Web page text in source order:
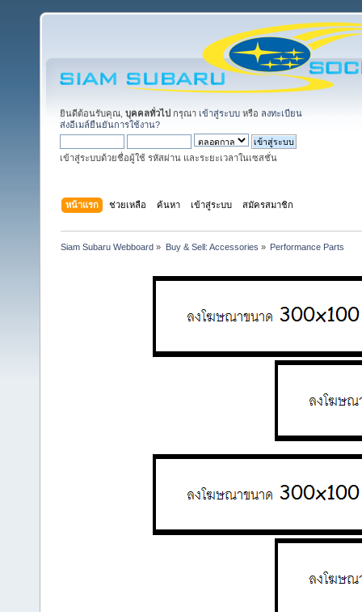
ยินดีต้อนรับคุณ, บุคคลทั่วไป กรุณา เข้าสู่ระบบ หรือ ลงทะเบียน
ส่งอีเมล์ยืนยันการใช้งาน?
เข้าสู่ระบบด้วยชื่อผู้ใช้ รหัสผ่าน และระยะเวลาในเซสชั่น
หน้าแรก ช่วยเหลือ ค้นหา เข้าสู่ระบบ สมัครสมาชิก
Siam Subaru Webboard » Buy & Sell: Accessories » Performance Parts